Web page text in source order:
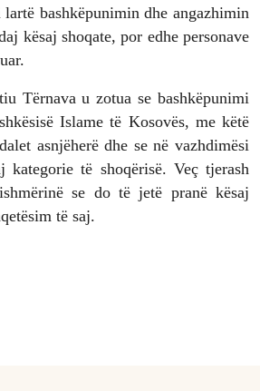
bashkëpunimin dhe angazhimin
kësaj shoqate, por edhe personave
Tërnava u zotua se bashkëpunimi
Islame të Kosovës, me këtë
asnjëherë dhe se në vazhdimësi
kategorie të shoqërisë. Veç tjerash
se do të jetë pranë kësaj
të saj.